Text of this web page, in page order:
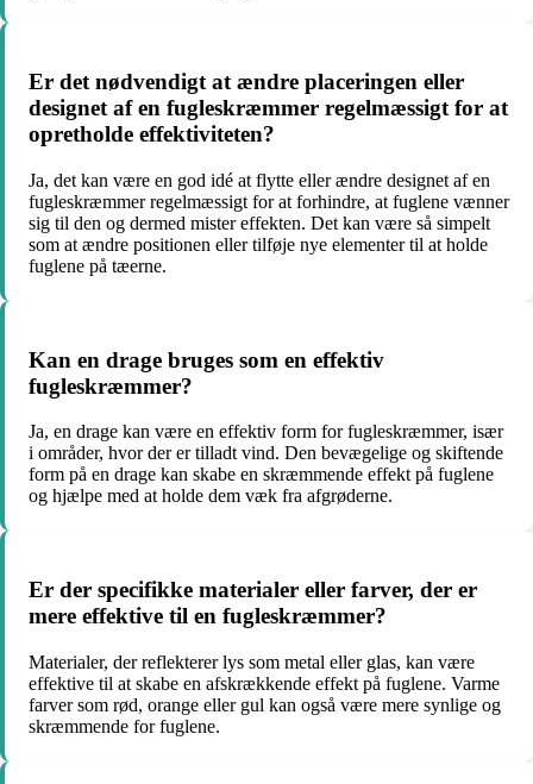
Er det nødvendigt at ændre placeringen eller
designet af en fugleskræmmer regelmæssigt for at
opretholde effektiviteten?
Ja, det kan være en god idé at flytte eller ændre designet af en
fugleskræmmer regelmæssigt for at forhindre, at fuglene vænner
sig til den og dermed mister effekten. Det kan være så simpelt
som at ændre positionen eller tilføje nye elementer til at holde
fuglene på tæerne.
Kan en drage bruges som en effektiv
fugleskræmmer?
Ja, en drage kan være en effektiv form for fugleskræmmer, især
i områder, hvor der er tilladt vind. Den bevægelige og skiftende
form på en drage kan skabe en skræmmende effekt på fuglene
og hjælpe med at holde dem væk fra afgrøderne.
Er der specifikke materialer eller farver, der er
mere effektive til en fugleskræmmer?
Materialer, der reflekterer lys som metal eller glas, kan være
effektive til at skabe en afskrækkende effekt på fuglene. Varme
farver som rød, orange eller gul kan også være mere synlige og
skræmmende for fuglene.